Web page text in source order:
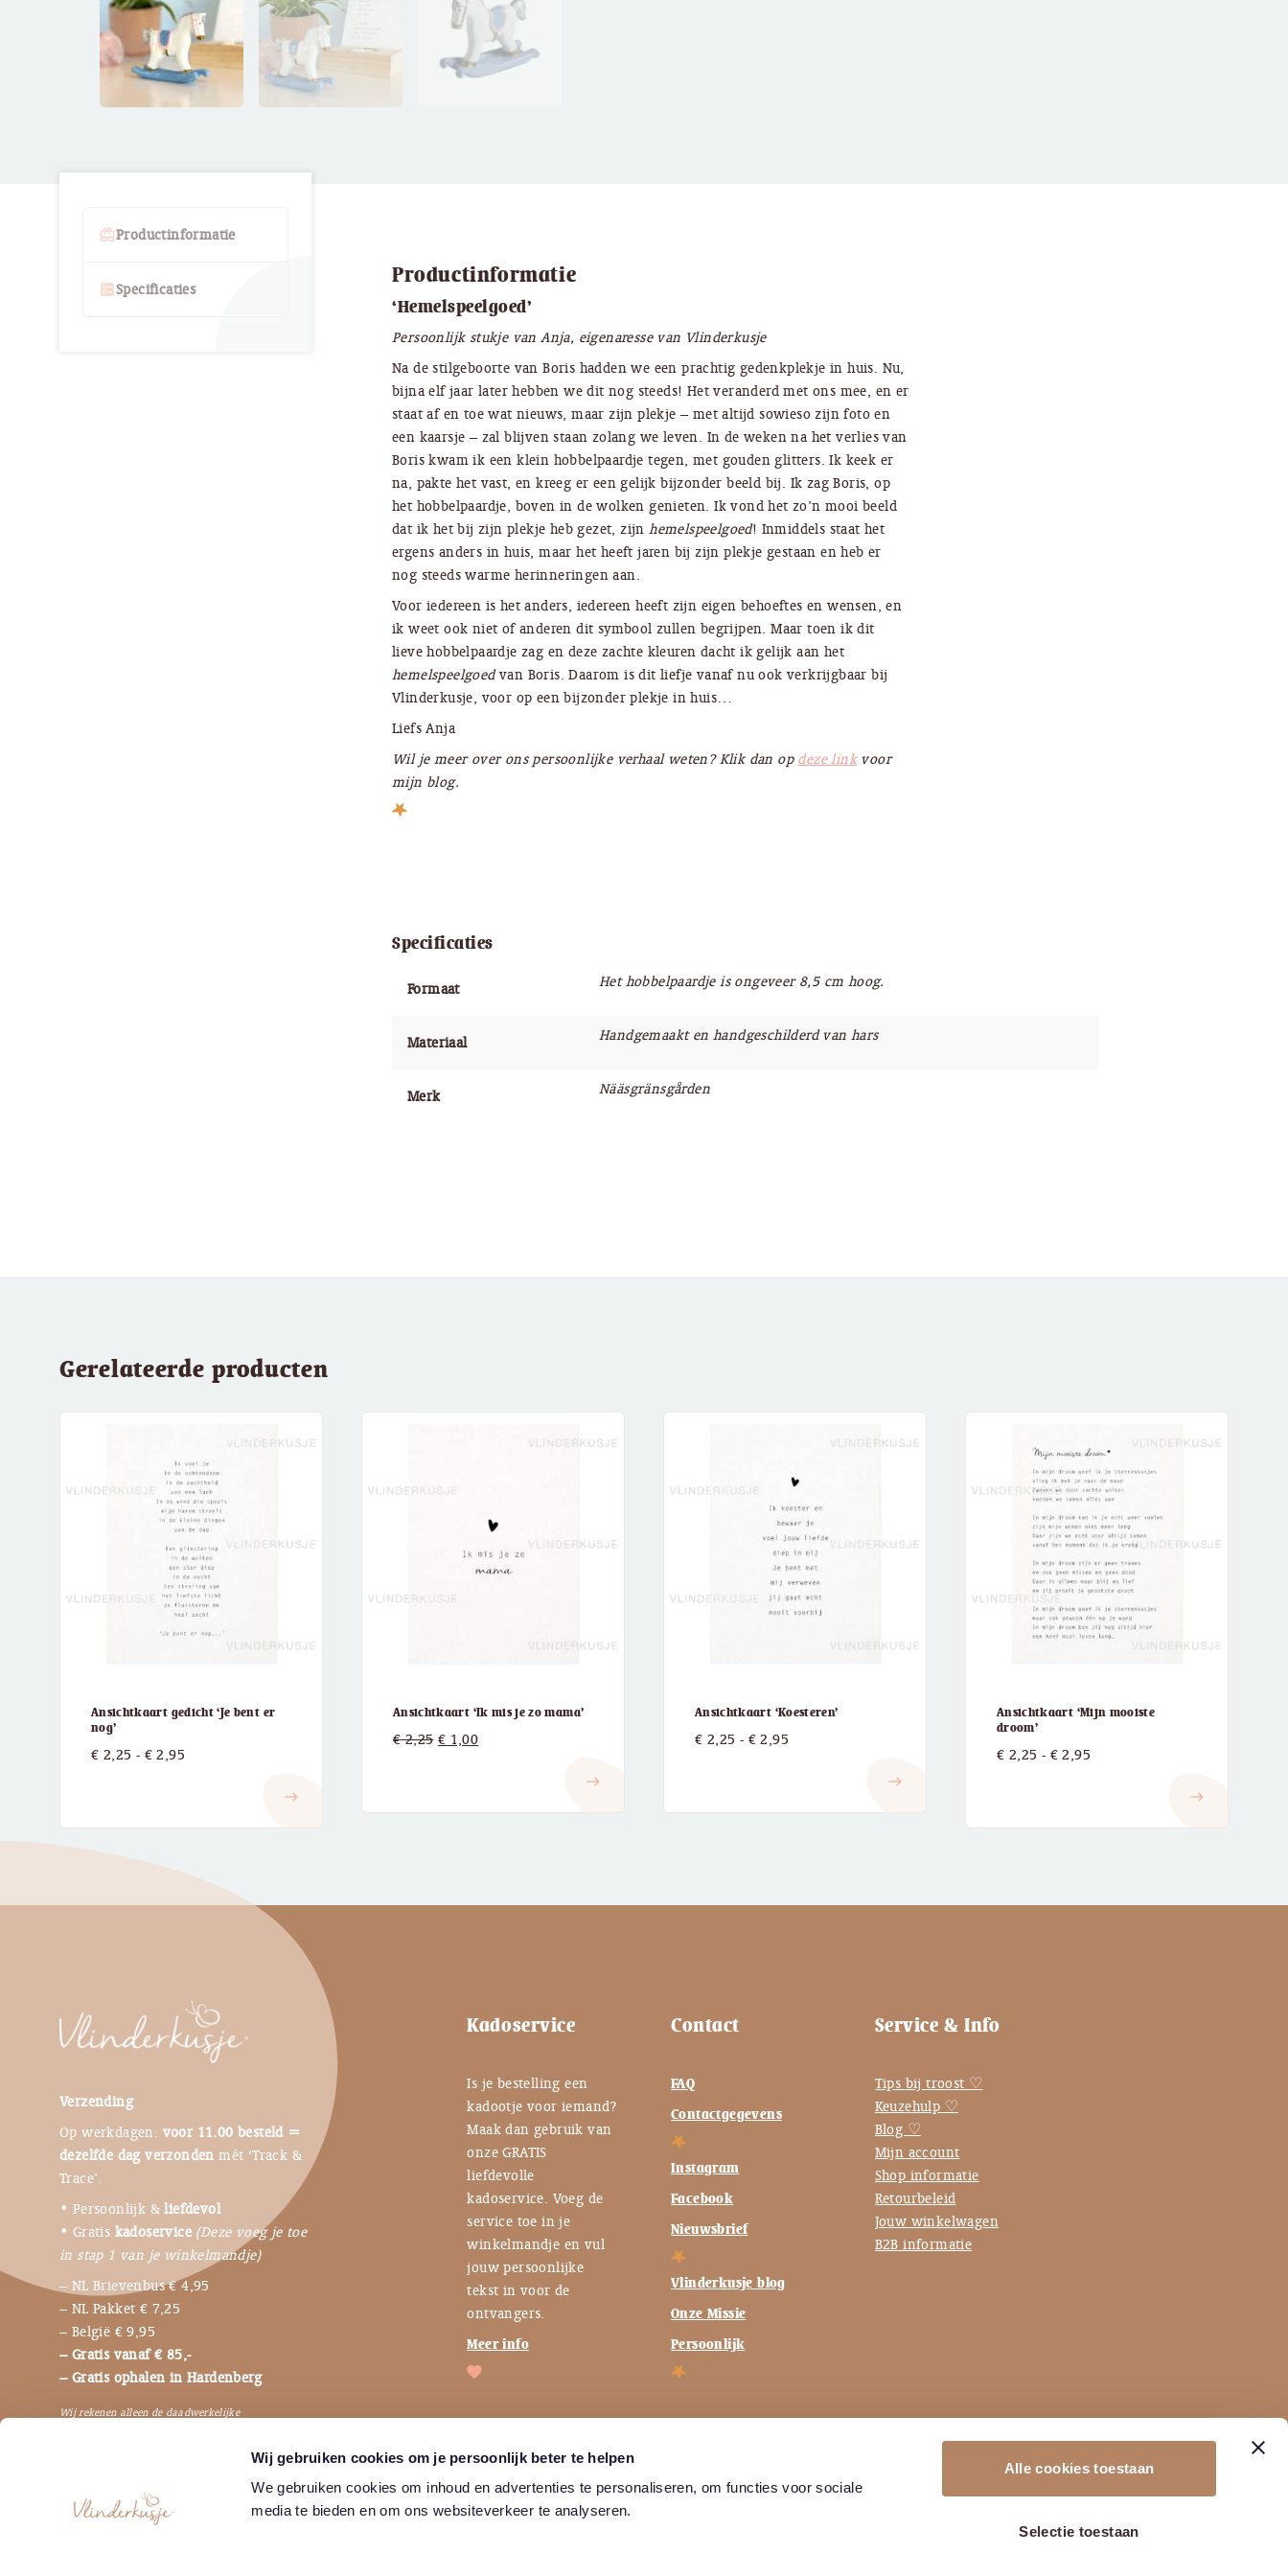
Wij gebruiken cookies om je persoonlijk beter te helpen
We gebruiken cookies om inhoud en advertenties te personaliseren, om functies voor sociale
media te bieden en om ons websiteverkeer te analyseren.
Alle cookies toestaan
Selectie toestaan
card_giftcardProductinformatie
ballotSpecificaties
Productinformatie
‘Hemelspeelgoed’
Persoonlijk stukje van Anja, eigenaresse van Vlinderkusje
Na de stilgeboorte van Boris hadden we een prachtig gedenkplekje in huis. Nu,
bijna elf jaar later hebben we dit nog steeds! Het veranderd met ons mee, en er
staat af en toe wat nieuws, maar zijn plekje – met altijd sowieso zijn foto en
een kaarsje – zal blijven staan zolang we leven. In de weken na het verlies van
Boris kwam ik een klein hobbelpaardje tegen, met gouden glitters. Ik keek er
na, pakte het vast, en kreeg er een gelijk bijzonder beeld bij. Ik zag Boris, op
het hobbelpaardje, boven in de wolken genieten. Ik vond het zo’n mooi beeld
dat ik het bij zijn plekje heb gezet, zijnhemelspeelgoed! Inmiddels staat het
ergens anders in huis, maar het heeft jaren bij zijn plekje gestaan en heb er
nog steeds warme herinneringen aan.
Voor iedereen is het anders, iedereen heeft zijn eigen behoeftes en wensen, en
ik weet ook niet of anderen dit symbool zullen begrijpen. Maar toen ik dit
lieve hobbelpaardje zag en deze zachte kleuren dacht ik gelijk aan het
hemelspeelgoedvan Boris. Daarom is dit liefje vanaf nu ook verkrijgbaar bij
Vlinderkusje, voor op een bijzonder plekje in huis…
Liefs Anja
Wil je meer over ons persoonlijke verhaal weten? Klik dan op deze linkvoor
mijn blog.
Specificaties
Formaat Het hobbelpaardje is ongeveer 8,5 cm hoog.
Materiaal Handgemaakt en handgeschilderd van hars
Merk Nääsgränsgården
Gerelateerde producten
Ansichtkaart gedicht ‘Je bent er
nog’
€ 2,25 - € 2,95
east
Ansichtkaart ‘Ik mis je zo mama’
€2,25 Oorspronkelijke
€ 1,00Huidige
east
Ansichtkaart ‘Koesteren’
€ 2,25 - € 2,95
east
Ansichtkaart ‘Mijn mooiste
droom’
€ 2,25 - € 2,95
east
Verzending
Op werkdagen: voor 11.00 besteld =
dezelfde dag verzonden mét ‘Track &
Trace’.
• Persoonlijk &liefdevol
• Gratis kadoservice (Deze voeg je toe
in stap 1 van je winkelmandje)
– NL Brievenbus € 4,95
– NL Pakket € 7,25
– België € 9,95
– Gratis vanaf € 85,-
– Gratis ophalen in Hardenberg
Wij rekenen alleen de daadwerkelijke
Kadoservice
Is je bestelling een
kadootje voor iemand?
Maak dan gebruik van
onze GRATIS
liefdevolle
kadoservice. Voeg de
service toe in je
winkelmandje en vul
jouw persoonlijke
tekst in voor de
ontvangers.
Meer info
Contact
FAQ
Contactgegevens
Instagram
Facebook
Nieuwsbrief
Vlinderkusje blog
Onze Missie
Persoonlijk
Service & Info
Tips bij troost ♡
Keuzehulp ♡
Blog ♡
Mijn account
Shop informatie
Retourbeleid
Jouw winkelwagen
B2B informatie